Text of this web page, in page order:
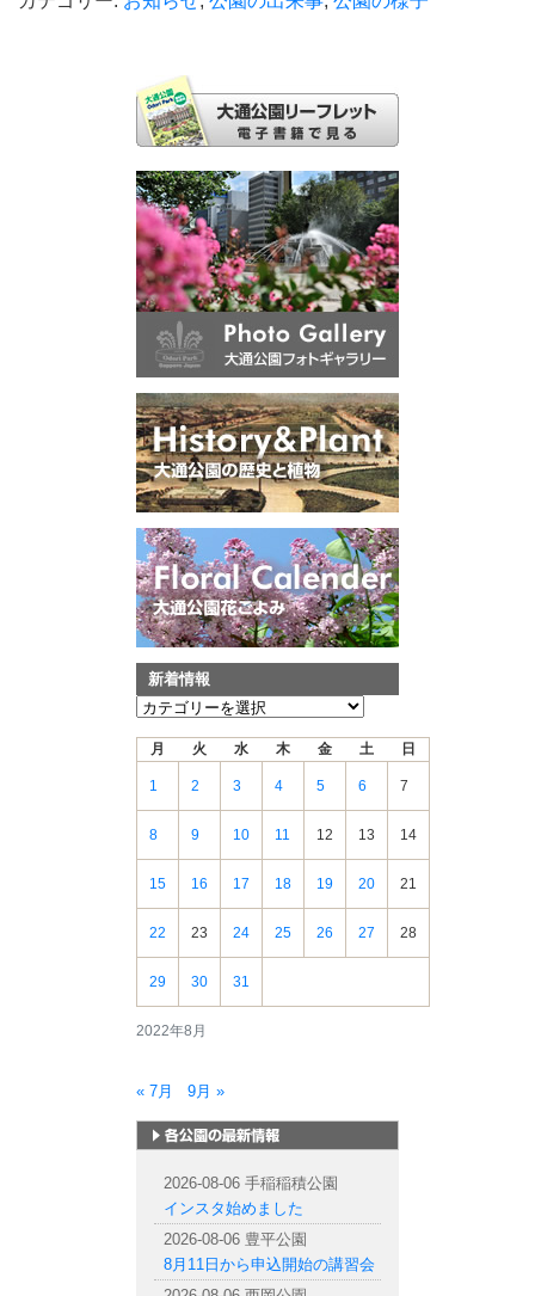
新着情報
新
2022年8月
月 火 水 木 金 土 日
1 2 3 4 5 6 7
8 9 10 11 12 13 14
15 16 17 18 19 20 21
22 23 24 25 26 27 28
29 30 31
« 7月 9月 »
2026-08-06 手稲稲積公園
インスタ始めました
2026-08-06 豊平公園
8月11日から申込開始の講習会